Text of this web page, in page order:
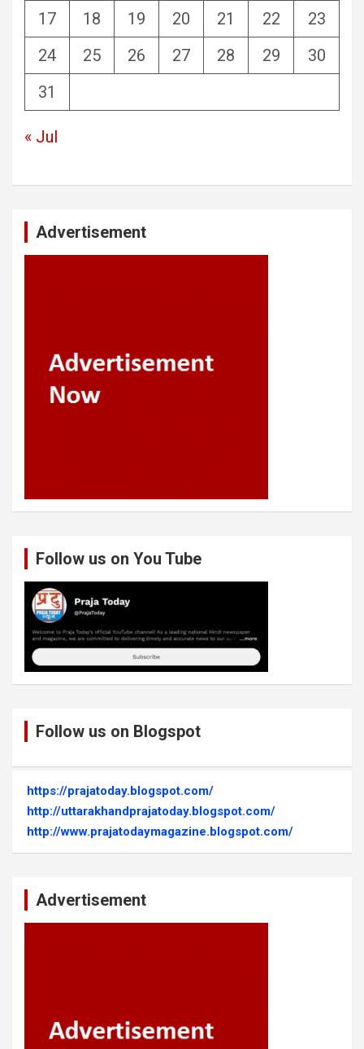
17
18 19 20 21 22
23
24
25 26 27 28 29
30
31
« Jul
Advertisement
Follow us on You Tube
Follow us on Blogspot
https://prajatoday.blogspot.com/
http://uttarakhandprajatoday.blogspot.com/
http://www.prajatodaymagazine.blogspot.com/
Advertisement